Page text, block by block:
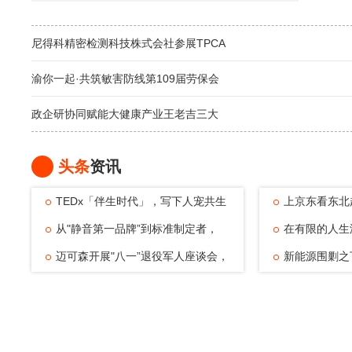
尼得科精密检测科技株式会社参展TPCA
渝你一起·共筑敏害防线第109届劳保会
政企研协同赋能大健康产业王老吉三大
头条资讯
TEDx「伴生时代」，写下人宠共生
的温暖注脚
从"静音第一品牌”到标准制定者，
TATA木门四
迈可森开展"八一”退役军人座谈会，
上京东看东
动，观赛
在有限的人
可能——浅
新能源围剿